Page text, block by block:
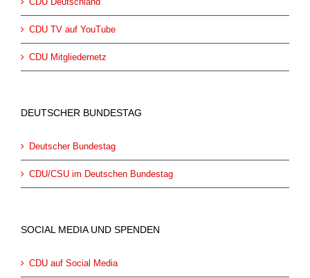
CDU TV auf YouTube
CDU Mitgliedernetz
DEUTSCHER BUNDESTAG
Deutscher Bundestag
CDU/CSU im Deutschen Bundestag
SOCIAL MEDIA UND SPENDEN
CDU auf Social Media